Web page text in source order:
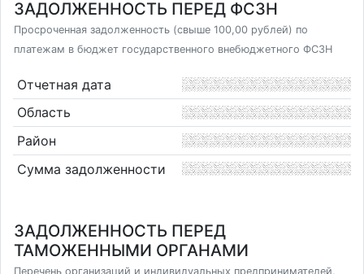
ЗАДОЛЖЕННОСТЬ ПЕРЕД ФСЗН
Просроченная задолженность (свыше 100,00 рублей) по
платежам в бюджет государственного внебюджетного ФСЗН
Отчетная дата
Область
Район
Сумма задолженности
ЗАДОЛЖЕННОСТЬ ПЕРЕД
ТАМОЖЕННЫМИ ОРГАНАМИ
Перечень организаций и индивидуальных предпринимателей,